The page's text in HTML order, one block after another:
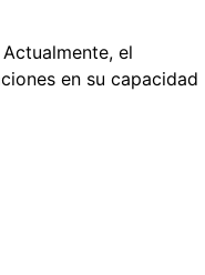
el
en su capacidad